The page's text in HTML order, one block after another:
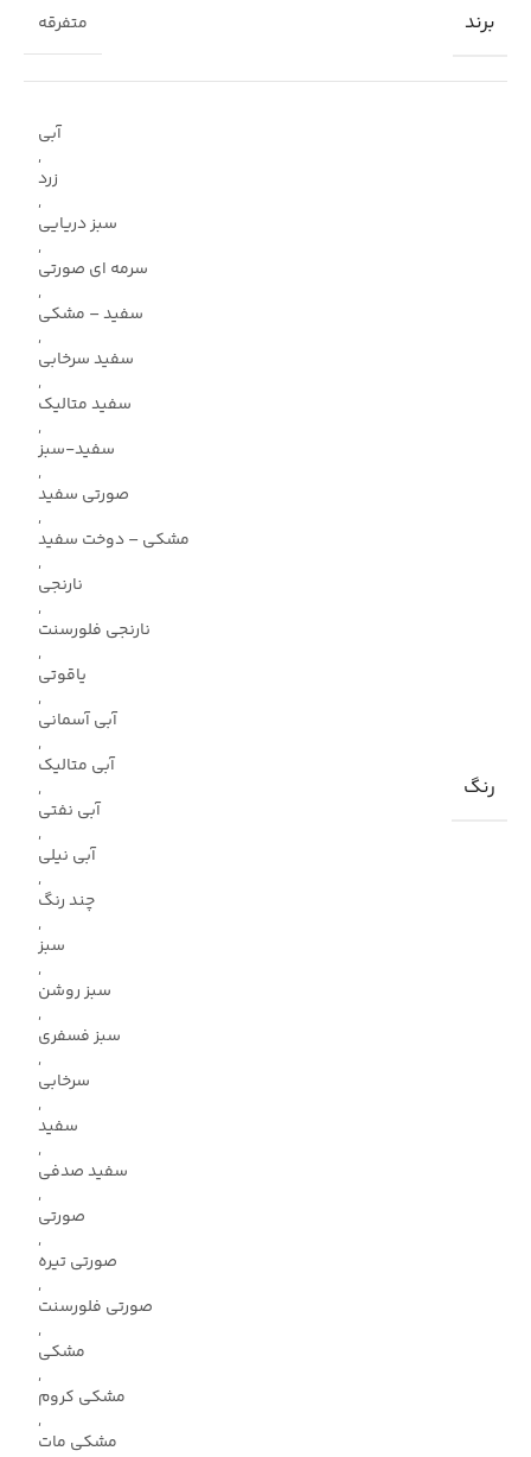
برند متفرقه
رنگ
آبی
,
زرد
,
سبز دریایی
,
سرمه ای صورتی
,
سفید – مشکی
,
سفید سرخابی
,
سفید متالیک
,
سفید-سبز
,
صورتی سفید
,
مشکی – دوخت سفید
,
نارنجی
,
نارنجی فلورسنت
,
یاقوتی
,
آبی آسمانی
,
آبی متالیک
,
آبی نفتی
,
آبی نیلی
,
چند رنگ
,
سبز
,
سبز روشن
,
سبز فسفری
,
سرخابی
,
سفید
,
سفید صدفی
,
صورتی
,
صورتی تیره
,
صورتی فلورسنت
,
مشکی
,
مشکی کروم
,
مشکی مات